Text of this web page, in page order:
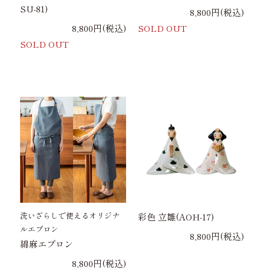
SU-81)
8,800円(税込)
SOLD OUT
8,800円(税込)
SOLD OUT
洗いざらしで使えるオリジナ
ルエプロン
綿麻エプロン
8,800円(税込)
彩色 立雛(AOH-17)
8,800円(税込)